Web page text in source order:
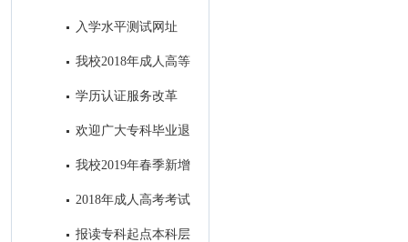
历认证收费以及调整认证受理范
入学水平测试网址
我校2018年成人高等
教育录取工作圆满结束
学历认证服务改革
后，如何进行学籍/学历的查询
欢迎广大专科毕业退
役军人免试进入我校参加成人本
我校2019年春季新增
合作高校——中国地质大学
2018年成人高考考试
报读专科起点本科层